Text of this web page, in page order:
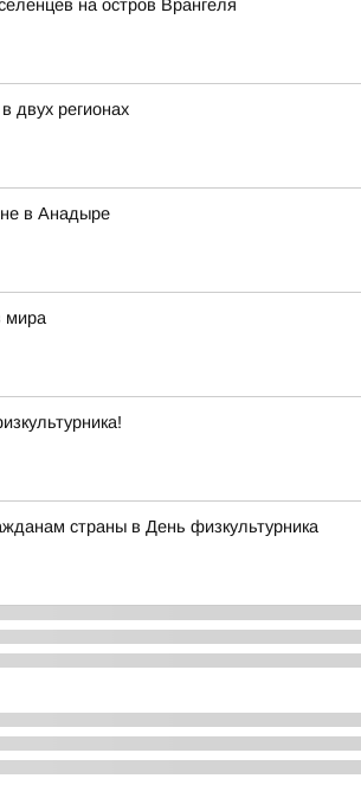
на остров Врангеля
двух регионах
в Анадыре
мира
страны в День физкультурника